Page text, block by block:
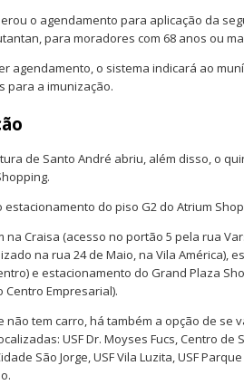
o agendamento para aplicação da
para moradores com 68 anos ou
agendamento, o sistema indicará ao
para a imunização.
de Santo André abriu, além disso, o
do piso G2 do Atrium
Craisa (acesso no portão 5 pela rua
na rua 24 de Maio, na Vila América),
e estacionamento do Grand Plaza
Empresarial).
não tem carro, há também a opção de se
USF Dr. Moyses Fucs, Centro de
São Jorge, USF Vila Luzita, USF